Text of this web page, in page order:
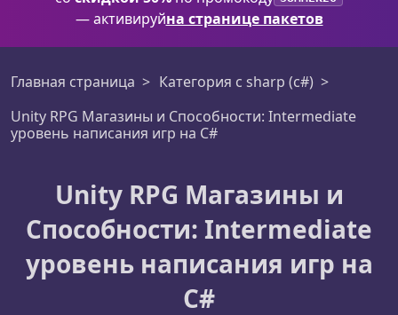
— активируйна странице пакетов
Главная страница
Категория c sharp (c#)
Unity RPG Магазины и Способности: Intermediate
уровень написания игр на C#
Unity RPG Магазины и
Способности: Intermediate
уровень написания игр на
C#